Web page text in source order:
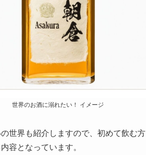
世界のお酒に溺れたい！ イメージ
世界も紹介しますので、初めて飲む方
容となっています。